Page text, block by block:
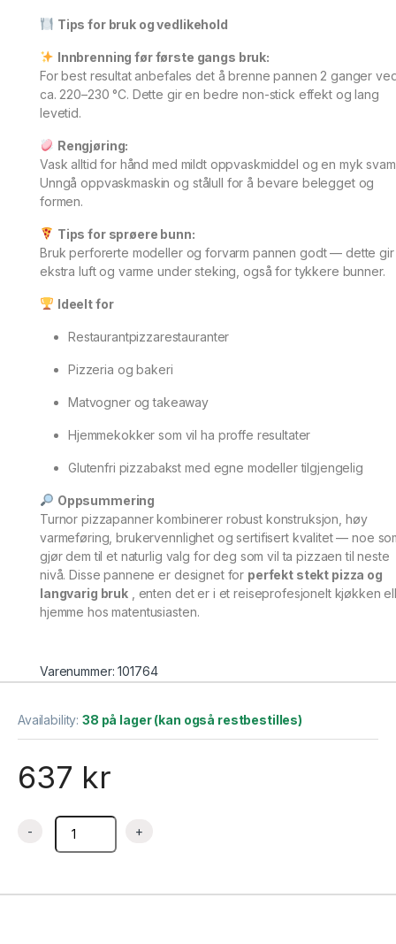
Tips for bruk og vedlikehold
Innbrenning før første gangs bruk:
For best resultat anbefales det å brenne pannen 2 ganger
ca. 220–230 °C. Dette gir en bedre non-stick effekt og lang
levetid.
Rengjøring:
Vask alltid for hånd med mildt oppvaskmiddel og en myk
Unngå oppvaskmaskin og stålull for å bevare belegget og
formen.
Tips for sprøere bunn:
Bruk perforerte modeller og forvarm pannen godt — dette gir
ekstra luft og varme under steking, også for tykkere bunner.
Ideelt for
Restaurantpizzarestauranter
Pizzeria og bakeri
Matvogner og takeaway
Hjemmekokker som vil ha proffe resultater
Glutenfri pizzabakst med egne modeller tilgjengelig
Oppsummering
Turnor pizzapanner kombinerer robust konstruksjon, høy
varmeføring, brukervennlighet og sertifisert kvalitet — noe
gjør dem til et naturlig valg for deg som vil ta pizzaen til neste
nivå. Disse pannene er designet for perfekt stekt pizza og
langvarig bruk , enten det er i et reiseprofesjonelt kjøkken
hjemme hos matentusiasten.
Varenummer: 101764
Availability:38 på lager (kan også restbestilles)
637 kr
Pizzapanne 305×305×40 mm – Detroit – Turnor quantity